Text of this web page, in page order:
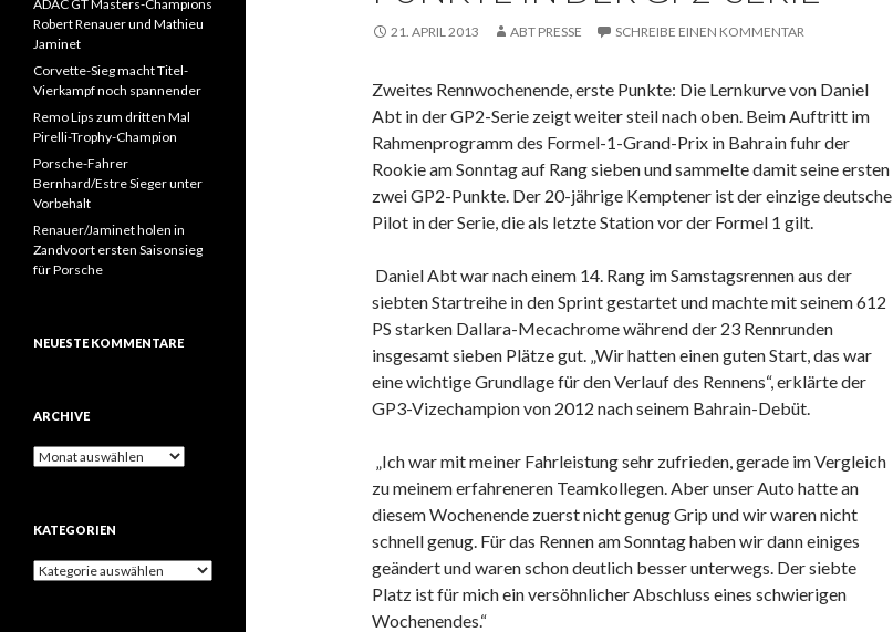
21. APRIL 2013 ABT PRESSE SCHREIBE EINEN KOMMENTAR
Zweites Rennwochenende, erste Punkte: Die Lernkurve von Daniel
Abt in der GP2-Serie zeigt weiter steil nach oben. Beim Auftritt im
Rahmenprogramm des Formel-1-Grand-Prix in Bahrain fuhr der
Rookie am Sonntag auf Rang sieben und sammelte damit seine ersten
zwei GP2-Punkte. Der 20-jährige Kemptener ist der einzige deutsche
Pilot in der Serie, die als letzte Station vor der Formel 1 gilt.
Daniel Abt war nach einem 14. Rang im Samstagsrennen aus der
siebten Startreihe in den Sprint gestartet und machte mit seinem 612
PS starken Dallara-Mecachrome während der 23 Rennrunden
insgesamt sieben Plätze gut. „Wir hatten einen guten Start, das war
eine wichtige Grundlage für den Verlauf des Rennens“, erklärte der
GP3-Vizechampion von 2012 nach seinem Bahrain-Debüt.
„Ich war mit meiner Fahrleistung sehr zufrieden, gerade im Vergleich
zu meinem erfahreneren Teamkollegen. Aber unser Auto hatte an
diesem Wochenende zuerst nicht genug Grip und wir waren nicht
schnell genug. Für das Rennen am Sonntag haben wir dann einiges
geändert und waren schon deutlich besser unterwegs. Der siebte
Platz ist für mich ein versöhnlicher Abschluss eines schwierigen
Wochenendes.“
ADAC GT Masters-Champions
Robert Renauer und Mathieu
Jaminet
Corvette-Sieg macht Titel-
Vierkampf noch spannender
Remo Lips zum dritten Mal
Pirelli-Trophy-Champion
Porsche-Fahrer
Bernhard/Estre Sieger unter
Vorbehalt
Renauer/Jaminet holen in
Zandvoort ersten Saisonsieg
für Porsche
NEUESTE KOMMENTARE
ARCHIVE
A
i
e
KATEGORIEN
K